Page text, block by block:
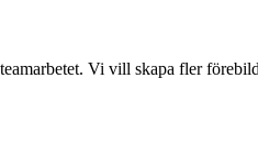
Vi vill skapa fler